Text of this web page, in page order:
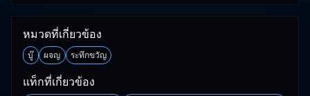
หมวดที่เกี่ยวข้อง
บู๊ ผจญ ระทึกขวัญ
แท็กที่เกี่ยวข้อง